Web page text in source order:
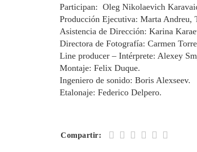
Participan: Oleg Nikolaevich
Producción Ejecutiva: Marta
Asistencia de Dirección: Karina
Directora de Fotografía: Carmen
Line producer – Intérprete: Alexey
Montaje: Felix Duque.
Ingeniero de sonido: Boris Alexseev.
Etalonaje: Federico Delpero.
Compartir: